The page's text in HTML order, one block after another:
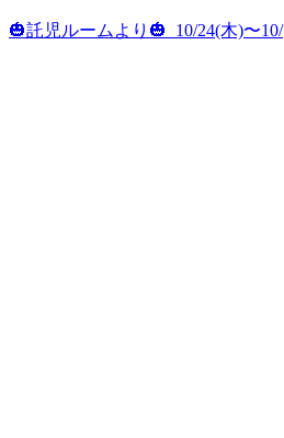
🎃託児ルームより🎃 ⁡ 10/24(木)〜10/